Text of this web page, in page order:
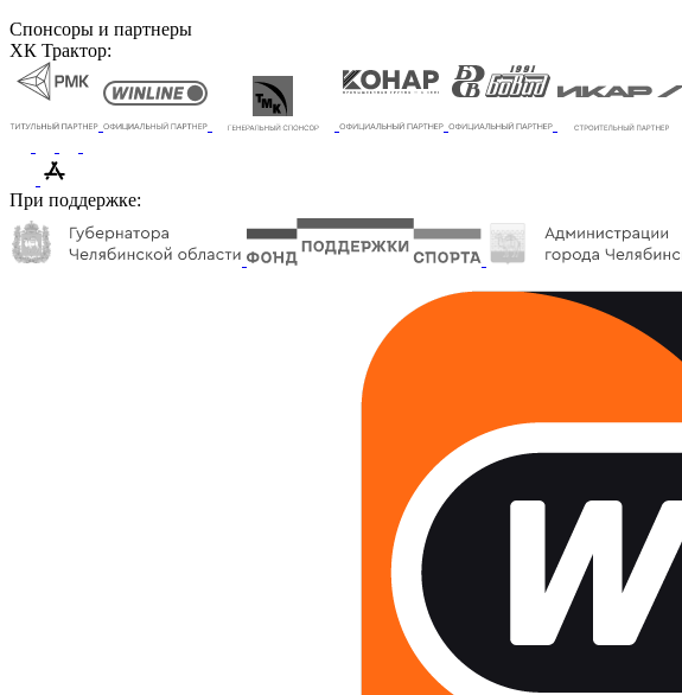
Спонсоры и партнеры
ХК Трактор:
При поддержке: